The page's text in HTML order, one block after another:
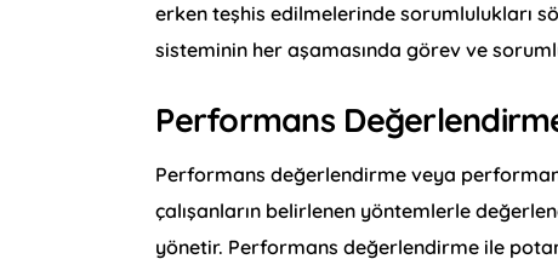
erken teşhis edilmelerinde sorumlulukları
sisteminin her aşamasında görev ve
Performans
Performans değerlendirme veya
çalışanların belirlenen yöntemlerle
yönetir. Performans değerlendirme ile